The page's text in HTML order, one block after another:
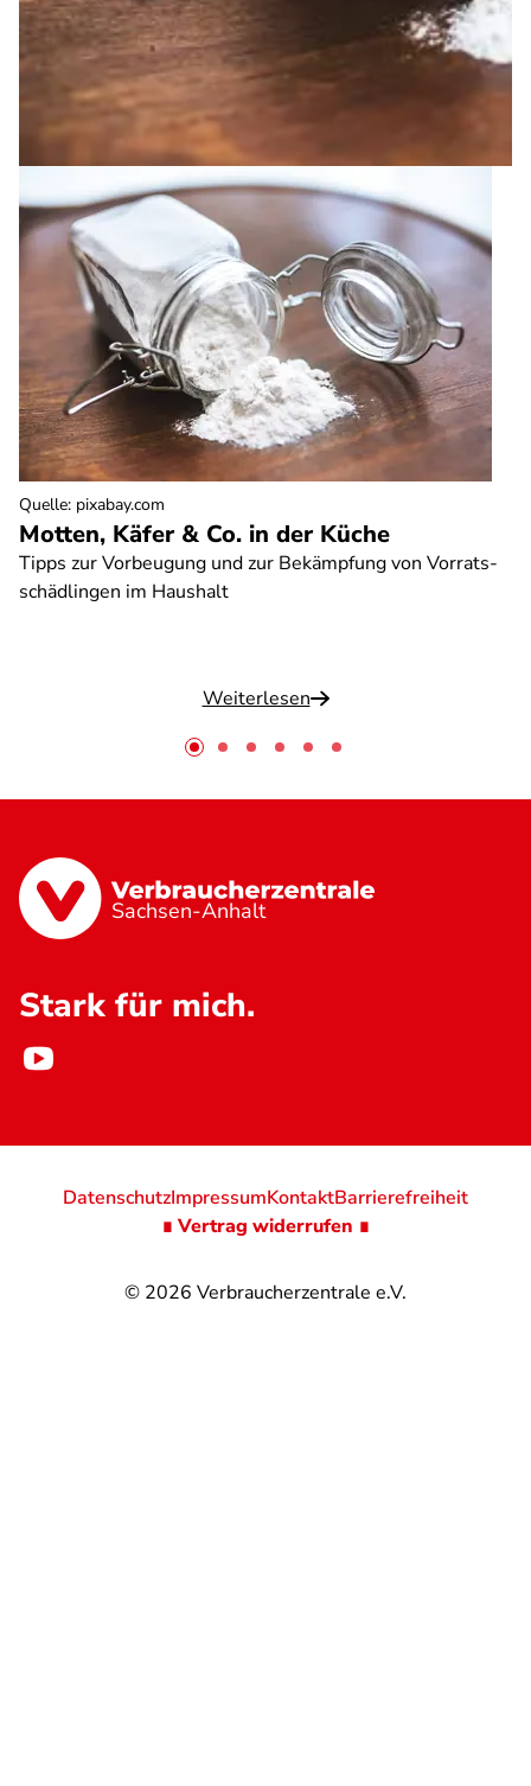
Motten, Käfer & Co. in der Küche
Tipps zur Vorbeugung und zur Bekämpfung von Vorrats-
schädlingen im Haushalt
Weiterlesen
Quelle: pixabay.com
Sachsen-Anhalt
Stark für mich.
© 2026 Verbraucherzentrale e.V.
DatenschutzImpressumKontaktBarrierefreiheit
∎ Vertrag widerrufen ∎